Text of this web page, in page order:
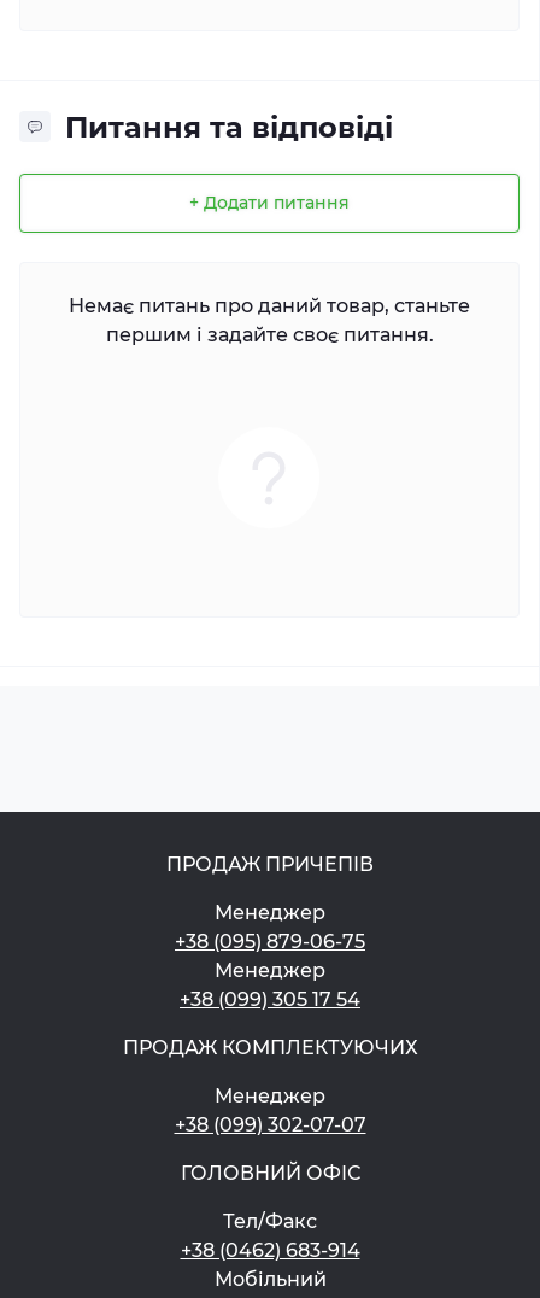
Питання та відповіді
+ Додати питання
Немає питань про даний товар, станьте
першим і задайте своє питання.
ПРОДАЖ ПРИЧЕПІВ
Менеджер
+38 (095) 879-06-75
Менеджер
+38 (099) 305 17 54
ПРОДАЖ КОМПЛЕКТУЮЧИХ
Менеджер
+38 (099) 302-07-07
ГОЛОВНИЙ ОФІС
Тел/Факс
+38 (0462) 683-914
Мобільний